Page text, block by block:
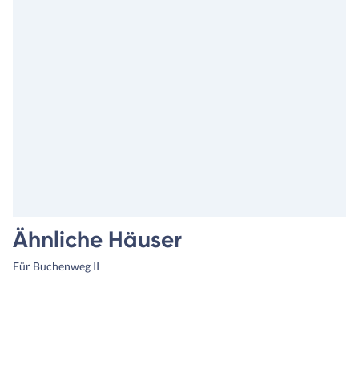
Ähnliche Häuser
Für Buchenweg II